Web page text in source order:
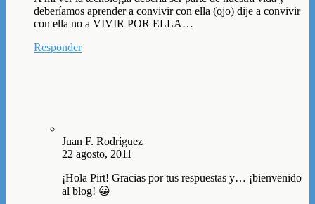
deberíamos aprender a convivir con ella (ojo) dije a convivir
con ella no a VIVIR POR ELLA…
Responder
Juan F. Rodríguez
22 agosto, 2011
¡Hola Pirt! Gracias por tus respuestas y… ¡bienvenido
al blog! 😀